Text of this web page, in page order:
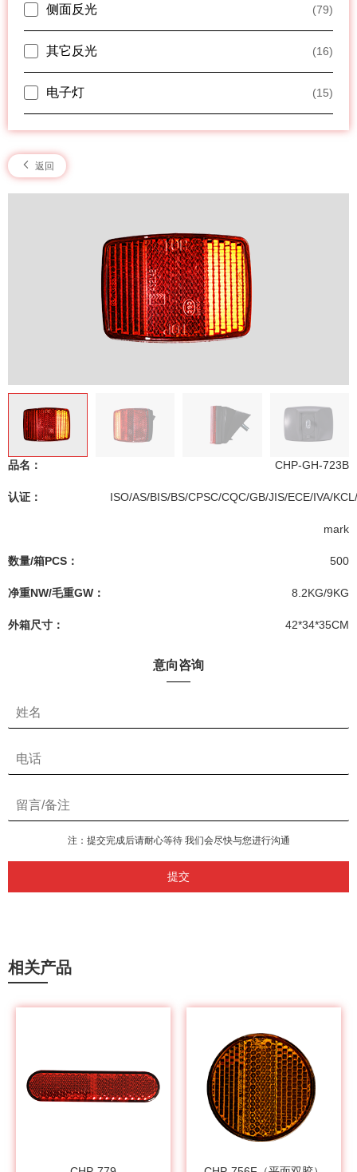
侧面反光 (79)
其它反光 (16)
电子灯 (15)
返回
品名： CHP-GH-723B
认证： ISO/AS/BIS/BS/CPSC/CQC/GB/JIS/ECE/IVA/
mark
数量/箱PCS： 500
净重NW/毛重GW： 8.2KG/9KG
外箱尺寸： 42*34*35CM
意向咨询
提交
注：提交完成后请耐心等待 我们会尽快与您进行沟通
相关产品